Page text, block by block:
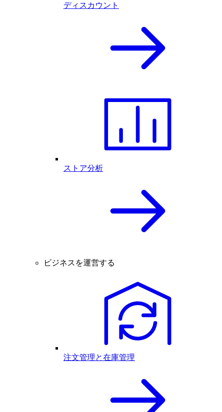
ディスカウント
ストア分析
ビジネスを運営する
注文管理と在庫管理